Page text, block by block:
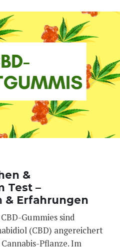
&
Test –
& Erfahrungen
Gummies sind
(CBD) angereichert
Pflanze. Im